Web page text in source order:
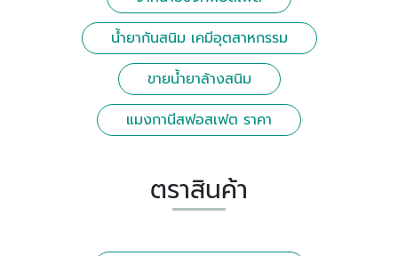
น้ำยากันสนิม เคมีอุตสาหกรรม
ขายน้ำยาล้างสนิม
แมงกานีสฟอสเฟต ราคา
ตราสินค้า